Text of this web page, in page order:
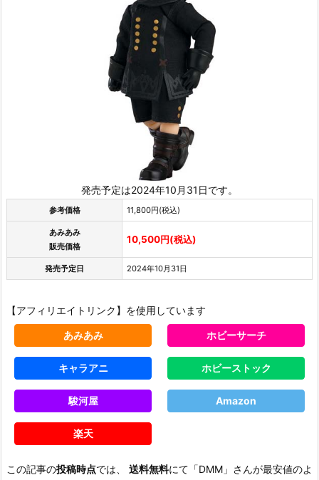
発売予定は2024年10月31日です。
参考価格 11,800円(税込)
あみあみ
販売価格
10,500円(税込)
発売予定日 2024年10月31日
【アフィリエイトリンク】を使用しています
あみあみ ホビーサーチ
キャラアニ ホビーストック
駿河屋 Amazon
楽天
この記事の投稿時点では、 送料無料にて「DMM」さんが最安値のよ